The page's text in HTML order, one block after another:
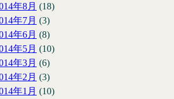
年8月 (18)
年7月 (3)
年6月 (8)
年5月 (10)
年3月 (6)
年2月 (3)
年1月 (10)